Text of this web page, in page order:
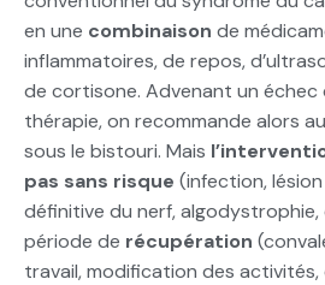
en une combinaison de
inflammatoires, de repos,
de cortisone. Advenant un
thérapie, on recommande alors
sous le bistouri. Mais
pas sans risque (infection,
définitive du nerf, algodystrophie,
période de récupération
travail, modification des